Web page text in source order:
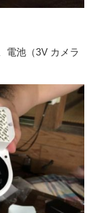
電池（3V カメラ